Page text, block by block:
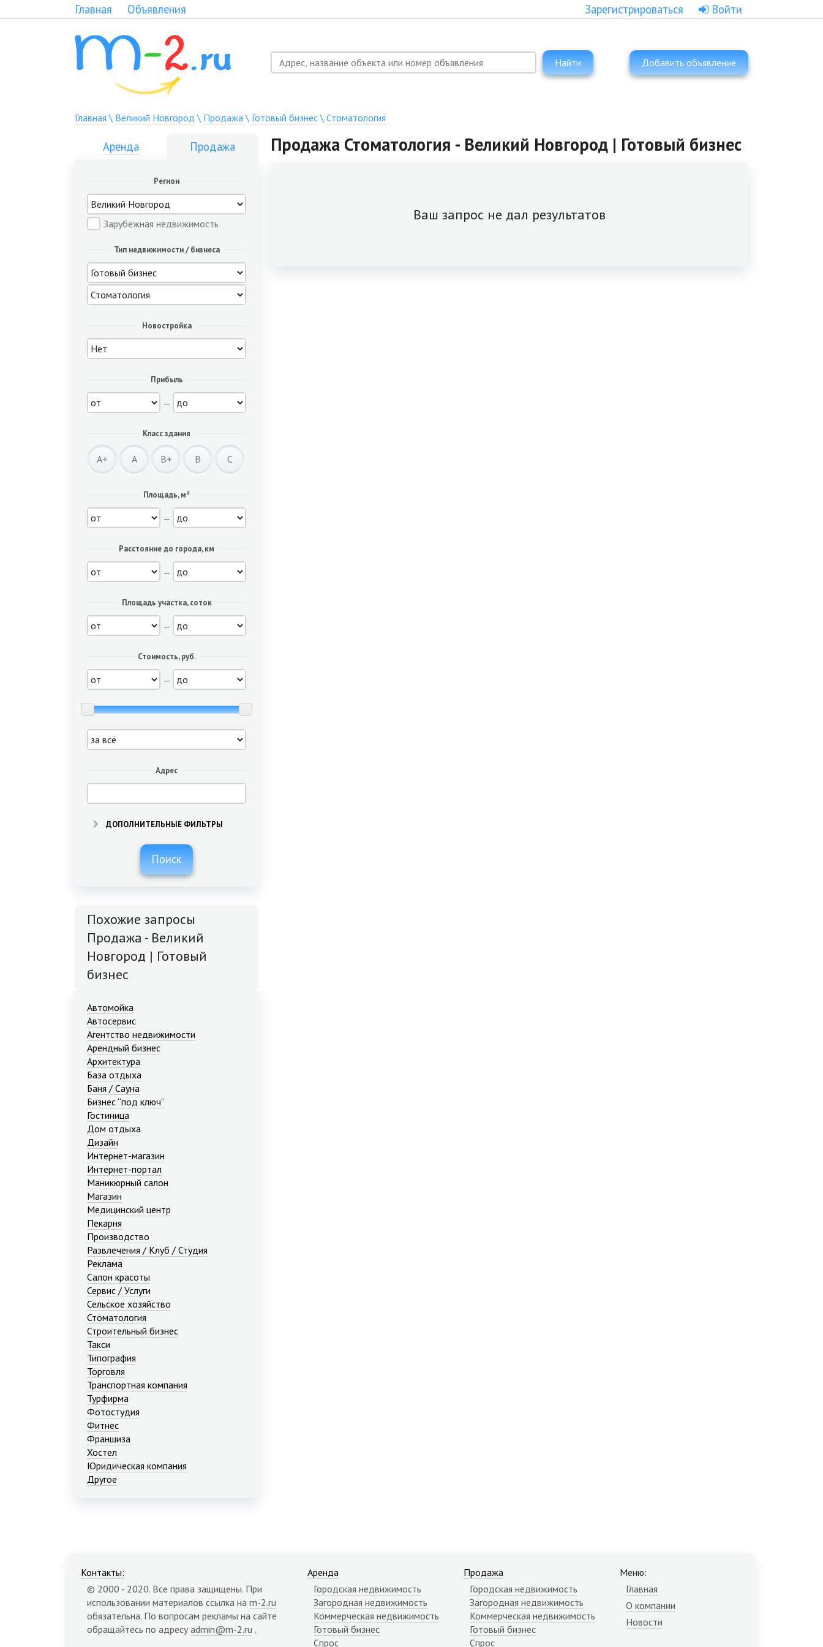
Главная Объявления Зарегистрироваться Войти
Найти Добавить объявление
Главная \ Великий Новгород \ Продажа\ Готовый бизнес\ Стоматология
Аренда Продажа
Регион
Зарубежная недвижимость
Тип недвижимости / бизнеса
Новостройка
Прибыль
—
Класс здания
A+ A B+ B C
Площадь, м²
—
Расстояние до города, км
—
Площадь участка, соток
—
Стоимость, руб.
—
Адрес
ДОПОЛНИТЕЛЬНЫЕ ФИЛЬТРЫ
Поиск
Похожие запросы
Продажа - Великий
Новгород | Готовый
бизнес
Автомойка
Автосервис
Агентство недвижимости
Арендный бизнес
Архитектура
База отдыха
Баня / Сауна
Бизнес “под ключ”
Гостиница
Дом отдыха
Дизайн
Интернет-магазин
Интернет-портал
Маникюрный салон
Магазин
Медицинский центр
Пекарня
Производство
Развлечения / Клуб / Студия
Реклама
Салон красоты
Сервис / Услуги
Сельское хозяйство
Стоматология
Строительный бизнес
Такси
Типография
Торговля
Транспортная компания
Турфирма
Фотостудия
Фитнес
Франшиза
Хостел
Юридическая компания
Другое
Продажа Стоматология - Великий Новгород | Готовый бизнес
Ваш запрос не дал результатов
Контакты:
© 2000 - 2020. Все права защищены. При
использовании материалов ссылка на m-2.ru
обязательна. По вопросам рекламы на сайте
обращайтесь по адресу admin@m-2.ru .
Аренда
Городская недвижимость
Загородная недвижимость
Коммерческая недвижимость
Готовый бизнес
Спрос
Продажа
Городская недвижимость
Загородная недвижимость
Коммерческая недвижимость
Готовый бизнес
Спрос
Меню:
Главная
О компании
Новости